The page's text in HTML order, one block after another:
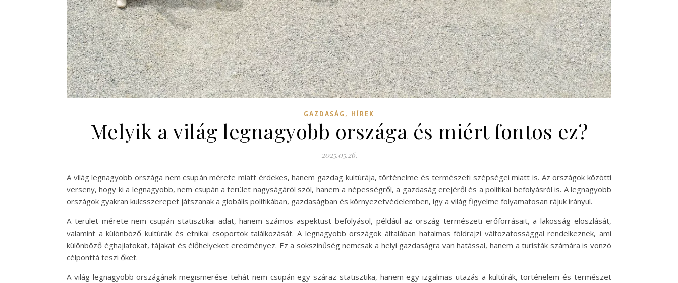
GAZDASÁG , HÍREK
Melyik a világ legnagyobb országa és miért fontos ez?
2025.05.26.
A világ legnagyobb országa nem csupán mérete miatt érdekes, hanem gazdag kultúrája, történelme és természeti szépségei miatt is. Az országok közötti
verseny, hogy ki a legnagyobb, nem csupán a terület nagyságáról szól, hanem a népességről, a gazdaság erejéről és a politikai befolyásról is. A legnagyobb
országok gyakran kulcsszerepet játszanak a globális politikában, gazdaságban és környezetvédelemben, így a világ figyelme folyamatosan rájuk irányul.
A terület mérete nem csupán statisztikai adat, hanem számos aspektust befolyásol, például az ország természeti erőforrásait, a lakosság eloszlását,
valamint a különböző kultúrák és etnikai csoportok találkozását. A legnagyobb országok általában hatalmas földrajzi változatossággal rendelkeznek, ami
különböző éghajlatokat, tájakat és élőhelyeket eredményez. Ez a sokszínűség nemcsak a helyi gazdaságra van hatással, hanem a turisták számára is vonzó
célponttá teszi őket.
A világ legnagyobb országának megismerése tehát nem csupán egy száraz statisztika, hanem egy izgalmas utazás a kultúrák, történelem és természet